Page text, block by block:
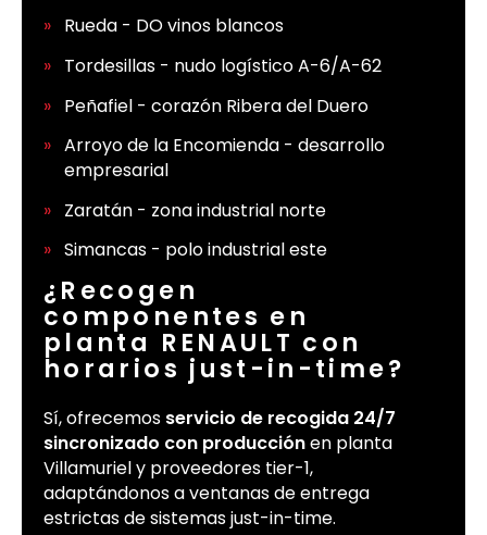
Rueda - DO vinos blancos
Tordesillas - nudo logístico A-6/A-62
Peñafiel - corazón Ribera del Duero
Arroyo de la Encomienda - desarrollo
empresarial
Zaratán - zona industrial norte
Simancas - polo industrial este
¿Recogen
componentes en
planta RENAULT con
horarios just-in-time?
Sí, ofrecemos servicio de recogida 24/7
sincronizado con producciónen planta
Villamuriel y proveedores tier-1,
adaptándonos a ventanas de entrega
estrictas de sistemas just-in-time.